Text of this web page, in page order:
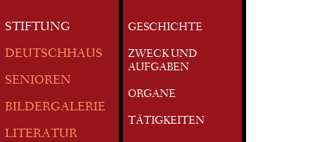
STIFTUNG
DEUTSCHHAUS
SENIOREN
BILDERGALERIE
LITERATUR
GESCHICHTE
ZWECK UND
AUFGABEN
ORGANE
TÄTIGKEITEN